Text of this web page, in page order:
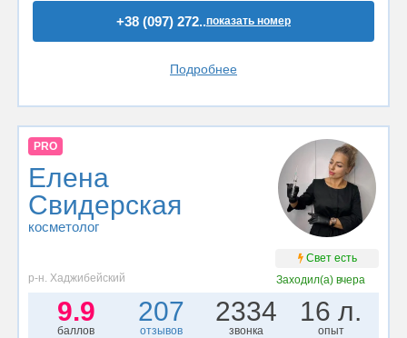
+38 (097) 272..показать номер
Подробнее
PRO
Елена
Свидерская
косметолог
Свет есть
р-н. Хаджибейский
Заходил(а) вчера
9.9
баллов
207
отзывов
2334
звонка
16 л.
опыт